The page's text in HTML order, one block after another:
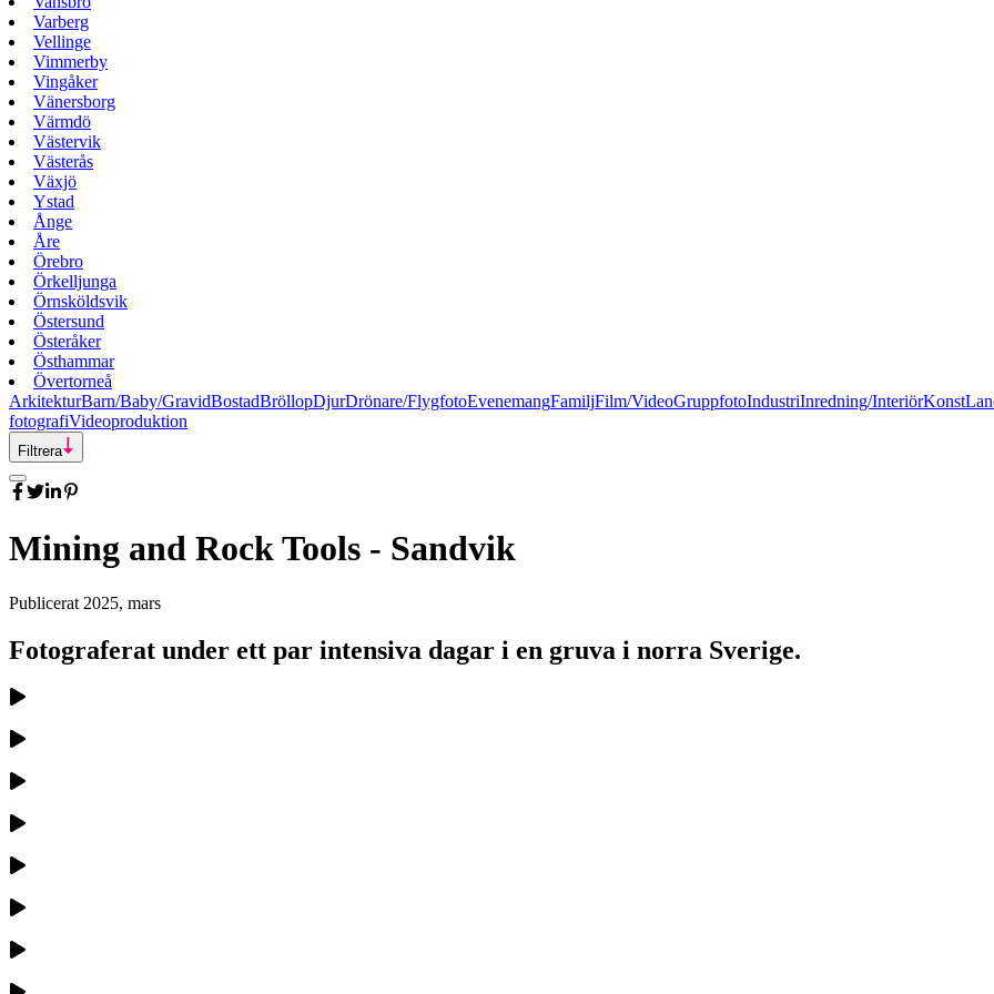
Varberg
Vellinge
Vimmerby
Vingåker
Vänersborg
Värmdö
Västervik
Västerås
Växjö
Ystad
Ånge
Åre
Örebro
Örkelljunga
Örnsköldsvik
Östersund
Österåker
Östhammar
Övertorneå
ArkitekturBarn/Baby/GravidBostadBröllopDjurDrönare/FlygfotoEvenemangFamiljFilm/VideoGruppfotoIndustriInredning/InteriörKonst
fotografiVideoproduktion
Filtrera
Mining and Rock Tools - Sandvik
Publicerat 2025, mars
Fotograferat under ett par intensiva dagar i en gruva i norra Sverige.